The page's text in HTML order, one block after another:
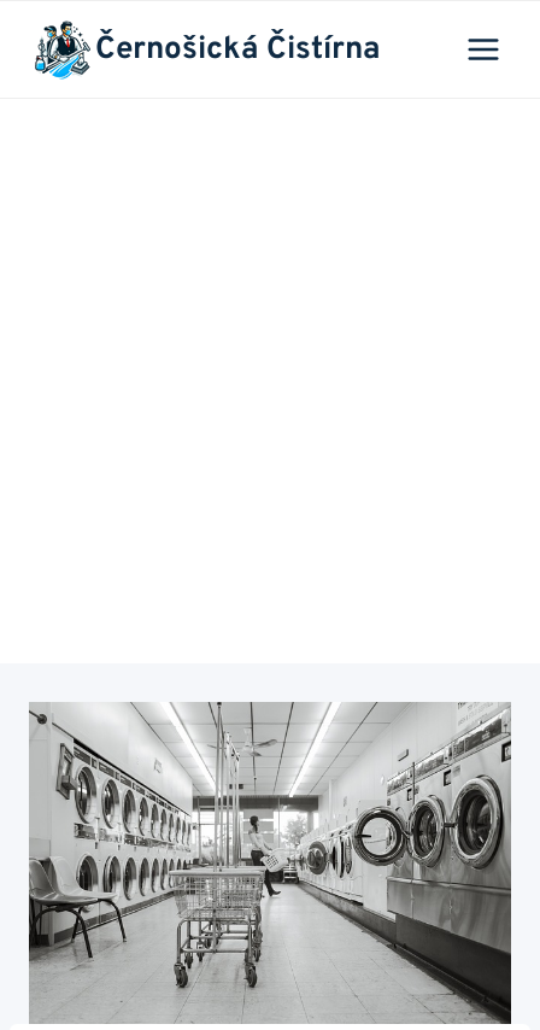
Přeskočit
obsah
Černošická Čistírna